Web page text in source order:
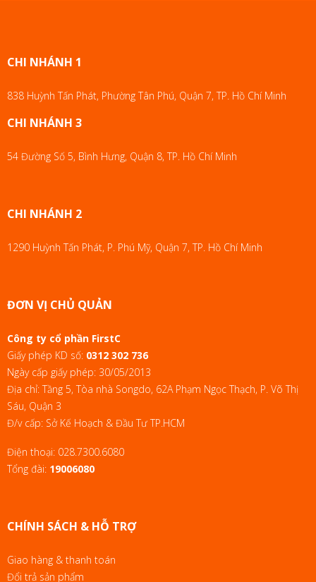
CHI NHÁNH 1
838 Huỳnh Tấn Phát, Phường Tân Phú, Quận 7, TP. Hồ Chí Minh
CHI NHÁNH 3
54 Đường Số 5, Bình Hưng, Quận 8, TP. Hồ Chí Minh
CHI NHÁNH 2
1290 Huỳnh Tấn Phát, P. Phú Mỹ, Quận 7, TP. Hồ Chí Minh
ĐƠN VỊ CHỦ QUẢN
Công ty cổ phần FirstC
Giấy phép KD số: 0312 302 736
Ngày cấp giấy phép: 30/05/2013
Địa chỉ: Tầng 5, Tòa nhà Songdo, 62A Phạm Ngọc Thạch, P. Võ Thị
Sáu, Quận 3
Đ/v cấp: Sở Kế Hoạch & Đầu Tư TP.HCM
Điện thoại: 028.7300.6080
Tổng đài: 19006080
CHÍNH SÁCH & HỖ TRỢ
Giao hàng & thanh toán
Đổi trả sản phẩm